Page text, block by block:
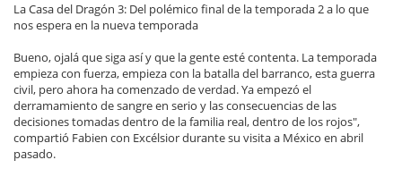
La Casa del Dragón 3: Del polémico final de la temporada 2 a lo que
nos espera en la nueva temporada
Bueno, ojalá que siga así y que la gente esté contenta. La temporada
empieza con fuerza, empieza con la batalla del barranco, esta guerra
civil, pero ahora ha comenzado de verdad. Ya empezó el
derramamiento de sangre en serio y las consecuencias de las
decisiones tomadas dentro de la familia real, dentro de los rojos",
compartió Fabien con Excélsior durante su visita a México en abril
pasado.